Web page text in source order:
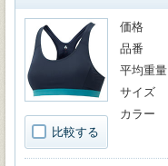
比較する
価格
品番
平均重量
サイズ
カラー